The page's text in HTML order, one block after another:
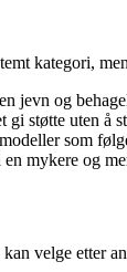
kategori,
jevn og
støtte uten å
som
mykere og
velge etter